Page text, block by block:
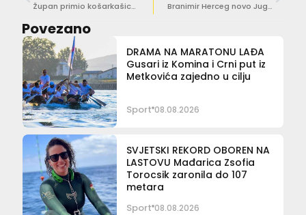
Župan primio košarkašice ŽKK Ragusa Branimir Herceg novo Jugovo pojačanje, Rino Burić produžio ugovor
Povezano
DRAMA NA MARATONU LAĐA
Gusari iz Komina i Crni put iz
Metkovića zajedno u cilju
Sport 08.08.2026
SVJETSKI REKORD OBOREN NA
LASTOVU Mađarica Zsofia
Torocsik zaronila do 107
metara
Sport 08.08.2026